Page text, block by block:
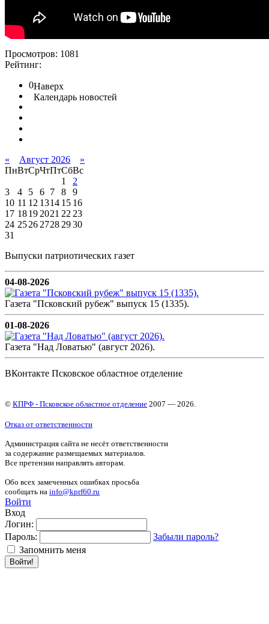
Просмотров: 1081
Рейтинг:
0Наверх
Календарь новостей
« Август 2026
»
ПнВтСрЧтПтСбВс
1
2
3
4 5 6 7 8
9
10 11 12 1314 15 16
17 18192021 2223
24 252627282930
31
Выпуски патриотических газет
04-08-2026
Газета "Псковский рубеж" выпуск 15 (1335).
01-08-2026
Газета "Над Ловатью" (август 2026).
ВКонтакте Псковское областное отделение
© КПРФ - Псковское областное отделение 2007 — 2026.
Отказ от ответственности
Администрация сайта не несёт ответственности
за содержание размещаемых материалов.
Все претензии направлять авторам.
Обо всех замеченных ошибках просьба
сообщать на info@kprf60.ru
Войти
Вход
Логин:
Пароль:
Забыли пароль?
Запомнить меня